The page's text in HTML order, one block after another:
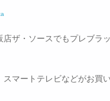
店ザ・ソースでもプレブラ
スマートテレビなどがお買